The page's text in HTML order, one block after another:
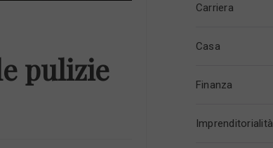
pulizie
Carriera
Casa
Finanza
Imprenditorialità